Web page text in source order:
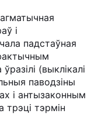
і
падстаўная
(выклікалі
паводзіны
і антызаконным
тэрмін